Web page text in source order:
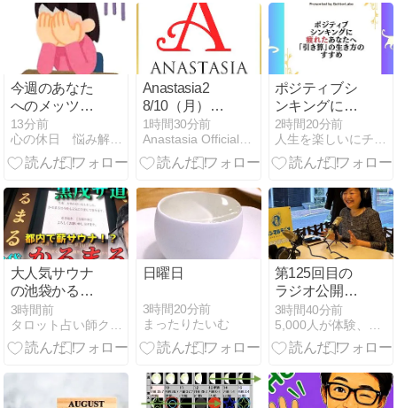
今週のあなた
へのメッツセ
ージ★苦しみ
に向き合う時
★嫌いな人で
13分前
心の休日 悩み解消ダイアリー
Anastasia2
8/10（月）ご
出演の先生
1時間30分前
Anastasia Official Blog
ポジティブシ
ンキングに疲
れたあなた
へ。「引き
算」の生き方
2時間20分前
人生を楽しいにチェンジ（変える）ブログ
大人気サウナ
の池袋かるま
るへ！
3時間前
日曜日
3時間20分前
まったりたいむ
第125回目の
ラジオ公開
「印象革命：
伝わり方の9
割は印象で決
3時間40分前